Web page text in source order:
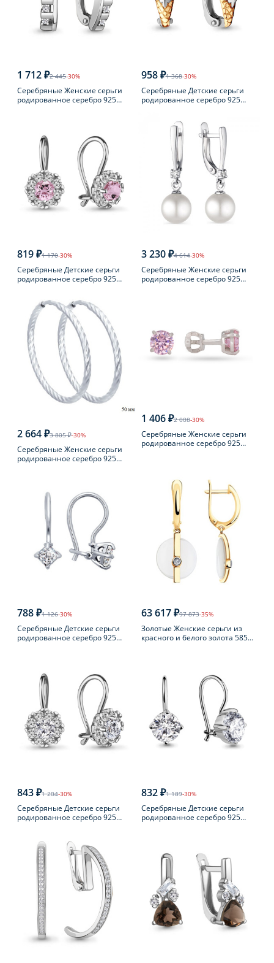
1 712 ₽2 445-30%
Серебряные Женские серьги
родированное серебро 925
958 ₽1 368-30%
Серебряные Детские серьги
родированное серебро 925
819 ₽1 170-30%
Серебряные Детские серьги
родированное серебро 925
3 230 ₽4 614-30%
Серебряные Женские серьги
родированное серебро 925
2 664 ₽3 805 ₽-30%
Серебряные Женские серьги
родированное серебро 925
1 406 ₽2 008-30%
Серебряные Женские серьги
родированное серебро 925
788 ₽1 126-30%
Серебряные Детские серьги
родированное серебро 925
63 617 ₽97 873-35%
Золотые Женские серьги из
красного и белого золота 585
843 ₽1 204-30%
Серебряные Детские серьги
родированное серебро 925
832 ₽1 189-30%
Серебряные Детские серьги
родированное серебро 925